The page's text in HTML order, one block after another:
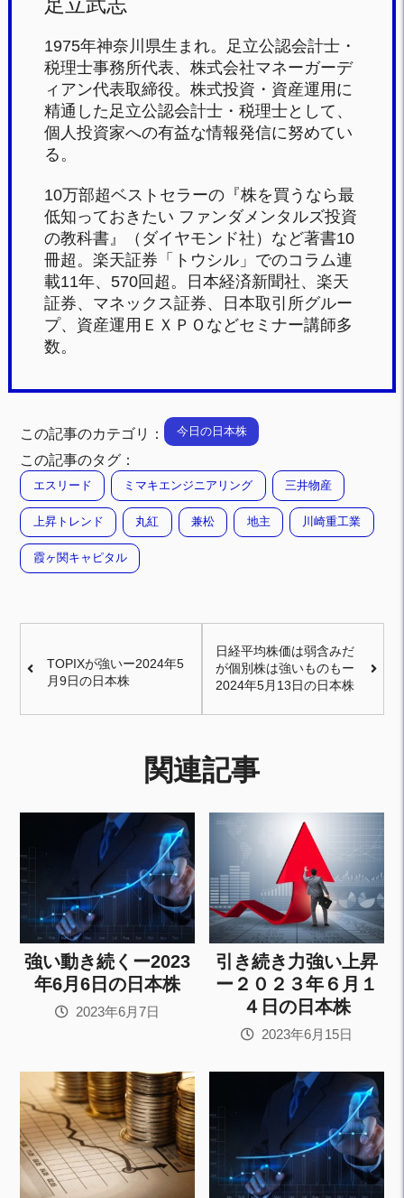
1975年神奈川県生まれ。足立公認会計士・
税理士事務所代表、株式会社マネーガーデ
ィアン代表取締役。株式投資・資産運用に
精通した足立公認会計士・税理士として、
個人投資家への有益な情報発信に努めてい
る。
10万部超ベストセラーの『株を買うなら最
低知っておきたい ファンダメンタルズ投資
の教科書』（ダイヤモンド社）など著書10
冊超。楽天証券「トウシル」でのコラム連
載11年、570回超。日本経済新聞社、楽天
証券、マネックス証券、日本取引所グルー
プ、資産運用ＥＸＰＯなどセミナー講師多
数。
この記事のカテゴリ： 今日の日本株
この記事のタグ：
エスリード ミマキエンジニアリング 三井物産
上昇トレンド 丸紅 兼松 地主 川崎重工業
霞ヶ関キャピタル
TOPIXが強いー2024年5
月9日の日本株
日経平均株価は弱含みだ
が個別株は強いものもー
2024年5月13日の日本株
関連記事
強い動き続くー2023
年6月6日の日本株
2023年6月7日
引き続き力強い上昇
ー２０２３年６月１
４日の日本株
2023年6月15日